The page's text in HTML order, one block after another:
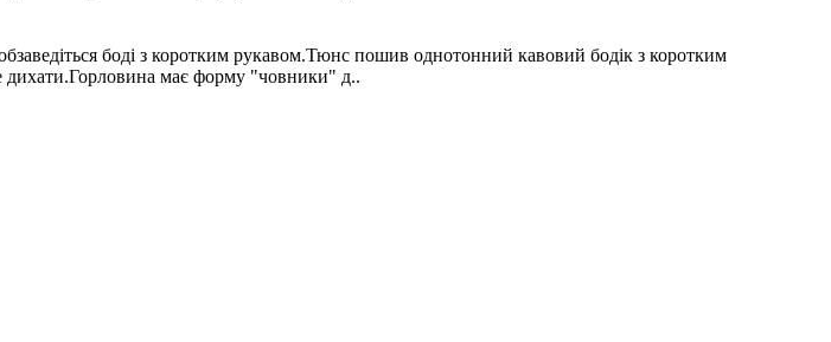
боді з коротким рукавом.Тюнс пошив однотонний кавовий бодік з коротким
дихати.Горловина має форму "човники" д..